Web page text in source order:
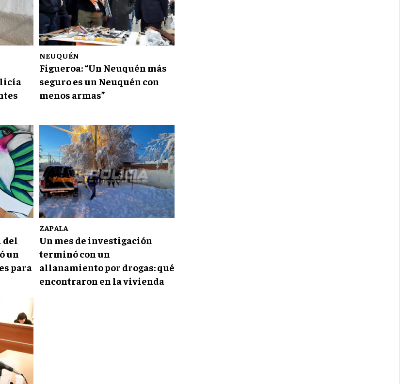
NEUQUÉN
Figueroa: “Un Neuquén más
seguro es un Neuquén con
menos armas”
del
un
para
ZAPALA
Un mes de investigación
terminó con un
allanamiento por drogas: qué
encontraron en la vivienda